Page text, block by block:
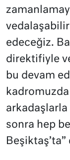
edeceğiz.
direktifiyle
bu devam
kadromuzda
arkadaşlarla
sonra hep
Beşiktaş’ta”